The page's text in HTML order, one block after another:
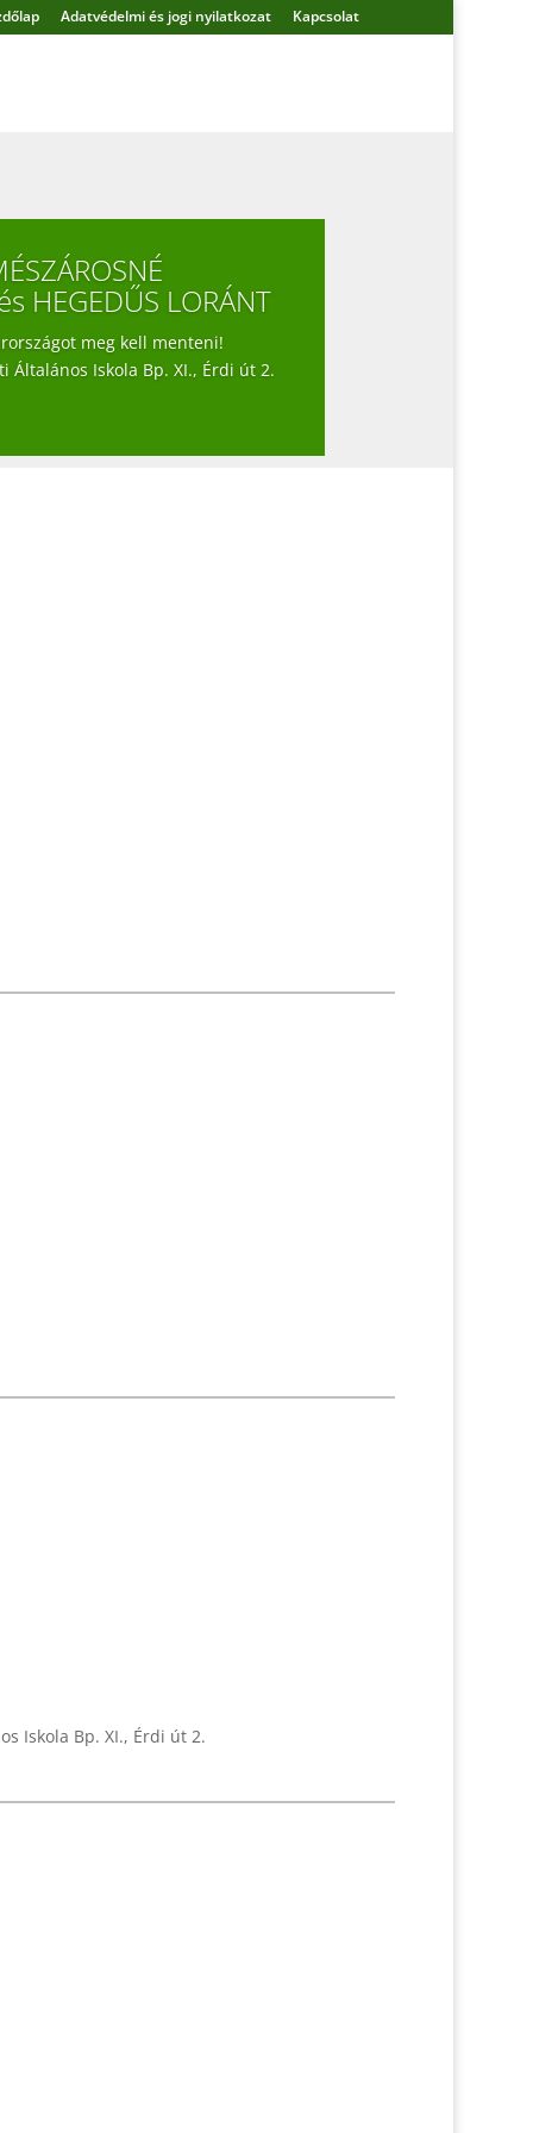
Adatvédelmi és jogi nyilatkozat Kapcsolat
HEGEDŰS LORÁNT
meg kell menteni!
Általános Iskola Bp. XI., Érdi út 2.
Iskola Bp. XI., Érdi út 2.